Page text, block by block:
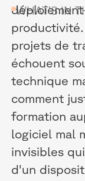
WHAT’S IN
projets de
échouent
technique
comment
formation
logiciel mal
invisibles
d'un